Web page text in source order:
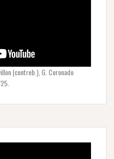
(contreb.), G. Coronado